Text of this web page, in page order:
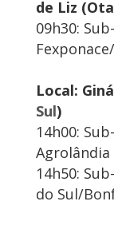
de Liz
09h30:
Local:
Sul)
14h00:
Agrolândia
14h50:
do Sul/